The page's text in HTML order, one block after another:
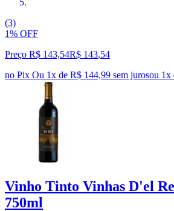
(3)
1% OFF
Preço R$ 143,54R$ 143,54
no Pix Ou 1x de R$ 144,99 sem jurosou 1x
Vinho Tinto Vinhas D'el
750ml